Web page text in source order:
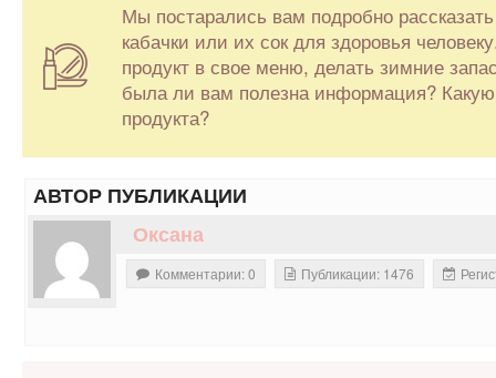
Мы постарались вам подробно
кабачки или их сок для здоровья
продукт в свое меню, делать зимние
была ли вам полезна информация?
продукта?
АВТОР ПУБЛИКАЦИИ
Оксана
Комментарии: 0 Публикации: 1476